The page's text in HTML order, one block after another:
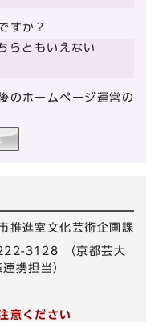
すか？
らともいえない
のホームページ運営の
推進室文化芸術企画課
3128 （京都芸大
携担当）
意ください